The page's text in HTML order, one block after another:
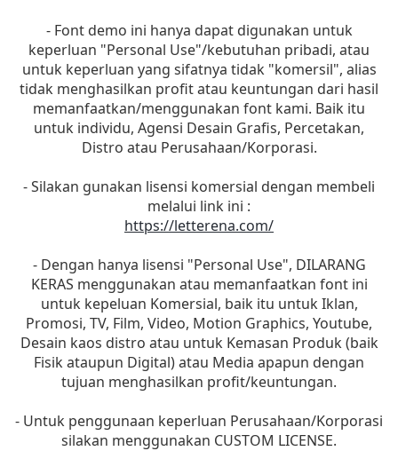
- Font demo ini hanya dapat digunakan untuk
keperluan "Personal Use"/kebutuhan pribadi, atau
untuk keperluan yang sifatnya tidak "komersil", alias
tidak menghasilkan profit atau keuntungan dari hasil
memanfaatkan/menggunakan font kami. Baik itu
untuk individu, Agensi Desain Grafis, Percetakan,
Distro atau Perusahaan/Korporasi.
- Silakan gunakan lisensi komersial dengan membeli
melalui link ini :
https://letterena.com/
- Dengan hanya lisensi "Personal Use", DILARANG
KERAS menggunakan atau memanfaatkan font ini
untuk kepeluan Komersial, baik itu untuk Iklan,
Promosi, TV, Film, Video, Motion Graphics, Youtube,
Desain kaos distro atau untuk Kemasan Produk (baik
Fisik ataupun Digital) atau Media apapun dengan
tujuan menghasilkan profit/keuntungan.
- Untuk penggunaan keperluan Perusahaan/Korporasi
silakan menggunakan CUSTOM LICENSE.